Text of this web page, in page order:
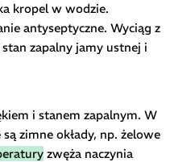
kropel w wodzie.
antyseptyczne. Wyciąg z
zapalny jamy ustnej i
i stanem zapalnym. W
zimne okłady, np. żelowe
zwęża naczynia